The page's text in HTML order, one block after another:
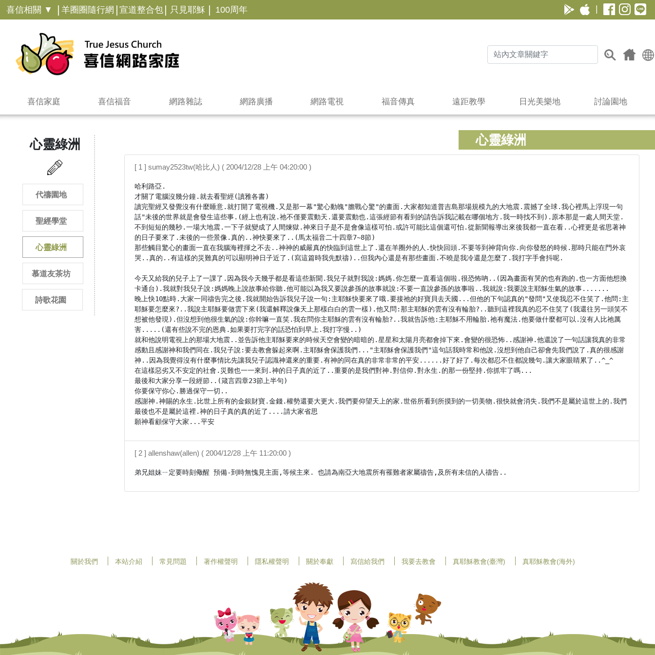
喜信相關 ▼ | 羊圈圈隨行網 | 宣道整合包 | 只見耶穌 | 100周年
喜信家庭 喜信福音 網路雜誌 網路廣播 網路電視 福音傳真 遠距教學 日光美樂地 討論園地
心靈綠洲
心靈綠洲
代禱園地
聖經學堂
心靈綠洲
慕道友茶坊
詩歌花園
[ 1 ] sumay2523tw(哈比人) ( 2004/12/28 上午 04:20:00 )
哈利路亞.
才關了電腦沒幾分鐘.就去看聖經(讀雅各書)
讀完聖經又發覺沒有什麼睡意.就打開了電視機.又是那一幕"驚心動魄"膽戰心驚"的畫面.大家都知道普吉島那場規模九的大地震.震撼了全球.我心裡馬上浮現一句
話"未後的世界就是會發生這些事.(經上也有說.祂不僅要震動天.還要震動也.這張經節有看到的請告訴我記載在哪個地方.我一時找不到).原本那是一處人間天堂.
不到短短的幾秒.一場大地震.一下子就變成了人間煉獄.神來日子是不是會像這樣可怕.或許可能比這個還可怕.從新聞報導出來後我都一直在看..心裡更是省思著神
的日子要來了.未後的一些景像.真的..神快要來了..(馬太福音二十四章7~8節)
那些觸目驚心的畫面一直在我腦海裡揮之不去..神神的威嚴真的快臨到這世上了.還在羊圈外的人.快快回頭.不要等到神背向你.向你發怒的時候.那時只能在門外哀
哭..真的..有這樣的災難真的可以顯明神日子近了.(寫這篇時我先默禱)..但我內心還是有那些畫面.不曉是我冷還是怎麼了.我打字手會抖呢.
今天又給我的兒子上了一課了.因為我今天幾乎都是看這些新聞.我兒子就對我說:媽媽.你怎麼一直看這個啦.很恐怖吶..(因為畫面有哭的也有跑的.也一方面他想換
卡通台).我就對我兒子說:媽媽晚上說故事給你聽.他可能以為我又要說參孫的故事就說:不要一直說參孫的故事啦..我就說:我要說主耶穌生氣的故事.......
晚上快10點時.大家一同禱告完之後.我就開始告訴我兒子說一句:主耶穌快要來了哦.要接祂的好寶貝去天國...但他的下句認真的"發問"又使我忍不住笑了.他問:主
耶穌要怎麼來?..我說主耶穌要做雲下來(我還解釋說像天上那樣白白的雲一樣).他又問:那主耶穌的雲有沒有輪胎?..聽到這裡我真的忍不住笑了(我還往另一頭笑不
想被他發現).但沒想到他很生氣的說:你幹嘛一直笑.我在問你主耶穌的雲有沒有輪胎?..我就告訴他:主耶穌不用輪胎.祂有魔法.他要做什麼都可以.沒有人比祂厲
害.....(還有些說不完的恩典.如果要打完字的話恐怕到早上.我打字慢..)
就和他說明電視上的那場大地震..並告訴他主耶穌要來的時候天空會變的暗暗的.星星和太陽月亮都會掉下來.會變的很恐怖..感謝神.他還說了一句話讓我真的非常
感動且感謝神和我們同在.我兒子說:要去教會躲起來啊.主耶穌會保護我們..."主耶穌會保護我們"這句話我時常和他說.沒想到他自己卻會先我們說了.真的很感謝
神..因為我覺得沒有什麼事情比先讓我兒子認識神還來的重要.有神的同在真的非常非常的平安......好了好了.每次都忍不住都說幾句.讓大家眼睛累了..^_^
在這樣惡劣又不安定的社會.災難也一一來到.神的日子真的近了..重要的是我們對神.對信仰.對永生.的那一份堅持.你抓牢了嗎...
最後和大家分享一段經節..(箴言四章23節上半句)
你要保守你心.勝過保守一切..
感謝神.神賜的永生.比世上所有的金銀財寶.金錢.權勢還要大更大.我們要仰望天上的家.世俗所看到所摸到的一切美物.很快就會消失.我們不是屬於這世上的.我們
最後也不是屬於這裡.神的日子真的真的近了....請大家省思
願神看顧保守大家...平安
[ 2 ] allenshaw(allen) ( 2004/12/28 上午 11:20:00 )
弟兄姐妹ㄧ定要時刻儆醒 預備-到時無愧見主面,等候主來. 也請為南亞大地震所有罹難者家屬禱告,及所有未信的人禱告..
關於我們 本站介紹 常見問題 著作權聲明 隱私權聲明 關於奉獻 寫信給我們 我要去教會 真耶穌教會(臺灣) 真耶穌教會(海外)